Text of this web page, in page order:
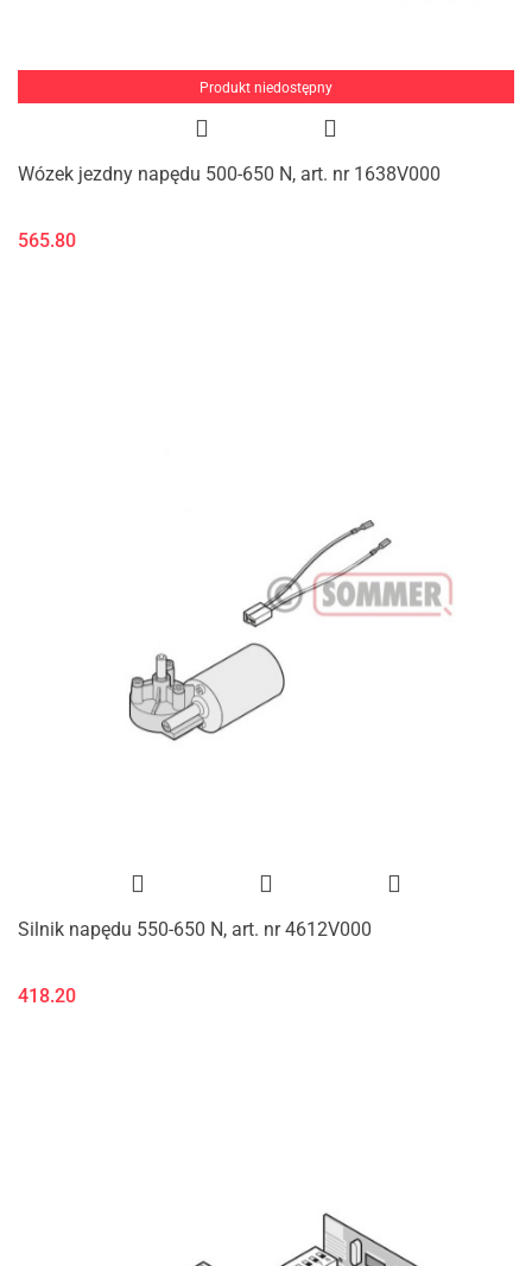
Produkt niedostępny
Wózek jezdny napędu 500-650 N, art. nr 1638V000
565.80
Silnik napędu 550-650 N, art. nr 4612V000
418.20